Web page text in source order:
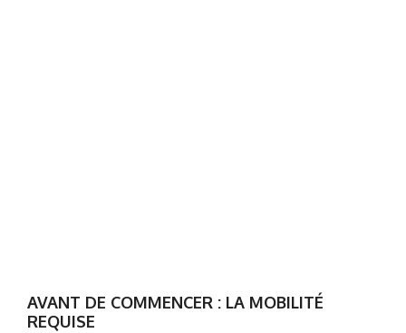
AVANT DE COMMENCER : LA MOBILITÉ
REQUISE